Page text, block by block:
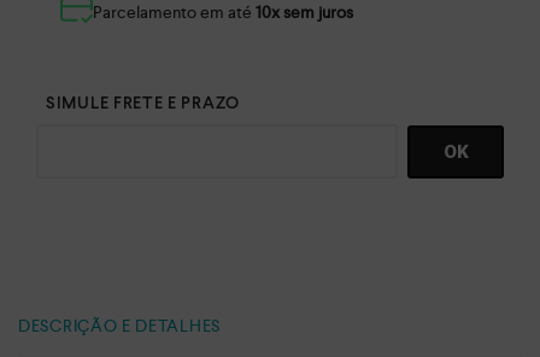
Parcelamento em até 10x sem juros
DESCRIÇÃO E DETALHES